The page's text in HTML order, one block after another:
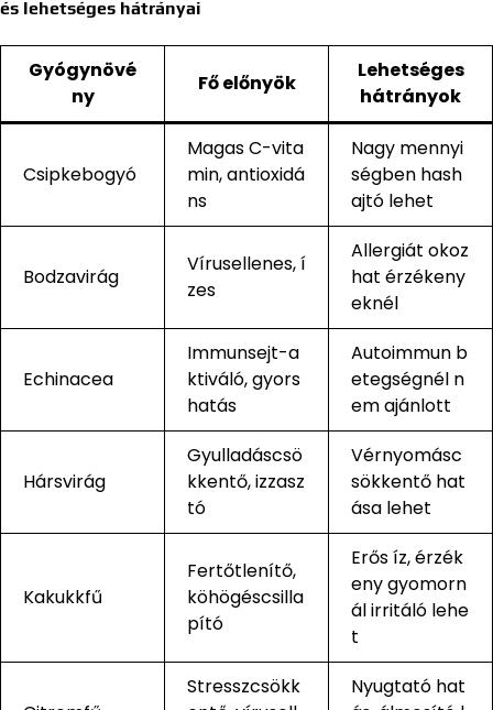
és lehetséges hátrányai
Gyógynövé
ny
Fő előnyök
Lehetséges
hátrányok
Csipkebogyó
Magas C-vita
min, antioxidá
ns
Nagy mennyi
ségben hash
ajtó lehet
Bodzavirág
Vírusellenes, í
zes
Allergiát okoz
hat érzékeny
eknél
Echinacea
Immunsejt-a
ktiváló, gyors
hatás
Autoimmun b
etegségnél n
em ajánlott
Hársvirág
Gyulladáscsö
kkentő, izzasz
tó
Vérnyomásc
sökkentő hat
ása lehet
Kakukkfű
Fertőtlenítő,
köhögéscsilla
pító
Erős íz, érzék
eny gyomorn
ál irritáló lehe
t
Stresszcsökk
Nyugtató hat